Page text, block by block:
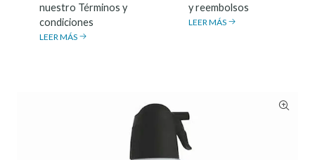
nuestro Términos y
condiciones
LEER MÁS
y reembolsos
LEER MÁS